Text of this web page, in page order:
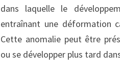
dans laquelle le
entraînant une déformation
Cette anomalie peut être
ou se développer plus tard